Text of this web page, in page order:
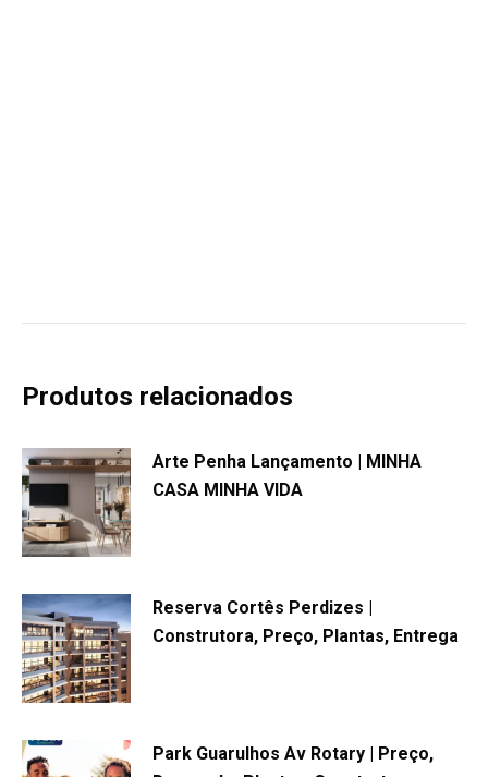
Produtos relacionados
Arte Penha Lançamento | MINHA
CASA MINHA VIDA
Reserva Cortês Perdizes |
Construtora, Preço, Plantas, Entrega
Park Guarulhos Av Rotary | Preço,